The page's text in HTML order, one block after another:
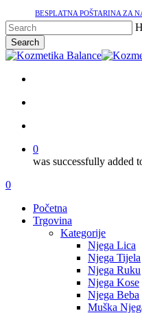
to
main
content
BESPLATNA POŠTARINA ZA
Search
Close
0
was successfully added
Menu
search
account
0
Početna
Trgovina
Kategorije
Njega Lica
Njega Tijela
Njega Ruku
Njega Kose
Njega Beba
Muška